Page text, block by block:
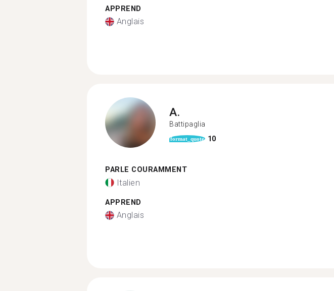
APPREND
Anglais
A.
Battipaglia
format_quote 10
PARLE COURAMMENT
Italien
APPREND
Anglais